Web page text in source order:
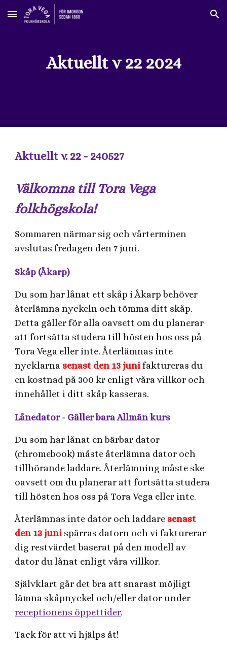
Skip to main content Skip to navigation
Aktuellt v 22 2024
Aktuellt v. 22 - 240527
Välkomna till Tora Vega
folkhögskola!
Sommaren närmar sig och vårterminen
avslutas fredagen den 7 juni.
Skåp (Åkarp)
Du som har lånat ett skåp i Åkarp behöver
återlämna nyckeln och tömma ditt skåp.
Detta gäller för alla oavsett om du planerar
att fortsätta studera till hösten hos oss på
Tora Vega eller inte. Återlämnas inte
nycklarna senast den 13 junifaktureras du
en kostnad på 300 kr enligt våra villkor och
innehållet i ditt skåp kasseras.
Lånedator - Gäller bara Allmän kurs
Du som har lånat en bärbar dator
(chromebook) måste återlämna dator och
tillhörande laddare. Återlämning måste ske
oavsett om du planerar att fortsätta studera
till hösten hos oss på Tora Vega eller inte.
Återlämnas inte dator och laddare senast
den 13 juni spärras datorn och vi fakturerar
dig restvärdet baserat på den modell av
dator du lånat enligt våra villkor.
Självklart går det bra att snarast möjligt
lämna skåpnyckel och/eller dator under
receptionens öppettider.
Tack för att vi hjälps åt!